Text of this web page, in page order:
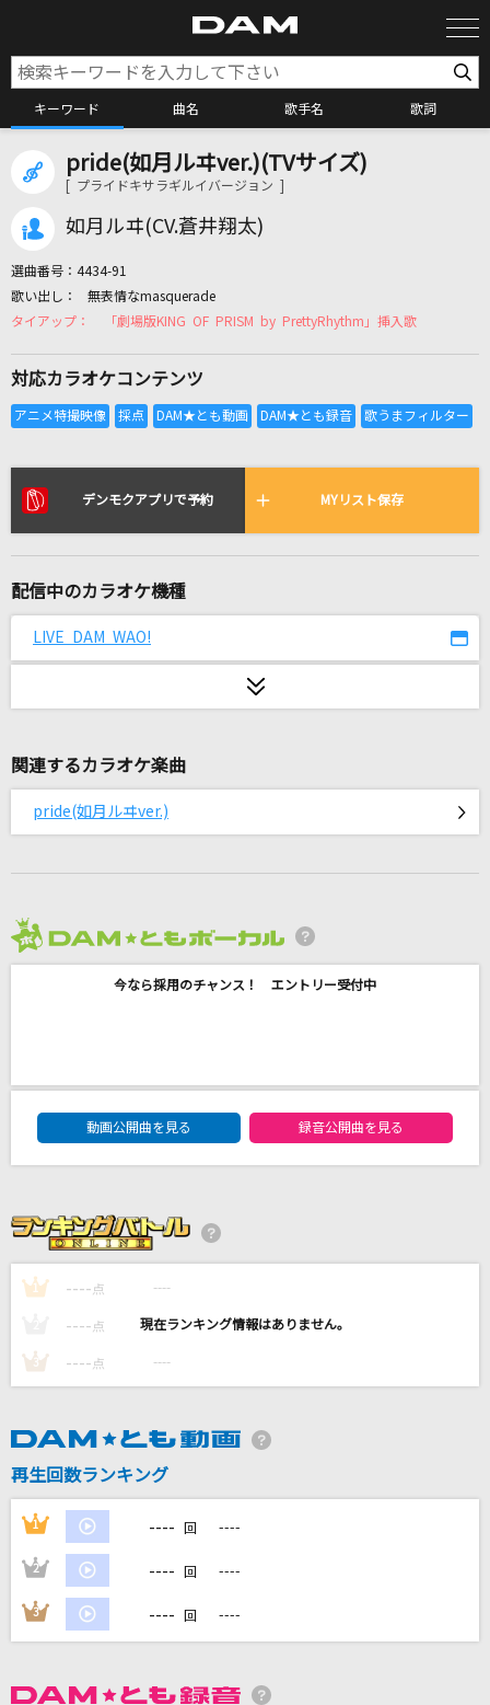
キーワード 曲名 歌手名 歌詞
カラオケ検索
カラオケ店舗検索
カラオケリクエスト
[生音]ひまわりの約束
シングルベッド
fragile
aiko
[生音]チェリー
[生音]千の風になって
秋川雅史
ジャンキーナイトタウンオーケストラ
すりぃ
好きすぎて滅！
明日晴れるかな
桑田佳祐
もっと見る
DAMの新曲・ランキングなど
DAMに会員登録・ログインして
家族や友達と一緒に！練習にも！
pride(如月ルヰver.)(TVサイズ)
[ プライドキサラギルイバージョン ]
如月ルヰ(CV.蒼井翔太)
選曲番号： 4434-91
無表情なmasquerade
「劇場版KING OF PRISM by PrettyRhythm」挿入歌
対応カラオケコンテンツ
デンモクアプリで予約 MYリスト保存
配信中のカラオケ機種
LIVE DAM WAO!
関連するカラオケ楽曲
pride(如月ルヰver.)
今なら採用のチャンス！ エントリー受付中
DAM★ともボーカルエントリーランキング
動画公開曲を見る
録音公開曲を見る
1 ---- 点 ----
---- 点 ----
3 ---- 点 ----
再生回数ランキング
1 ---- 回 ----
2 ---- 回 ----
3 ---- 回 ----